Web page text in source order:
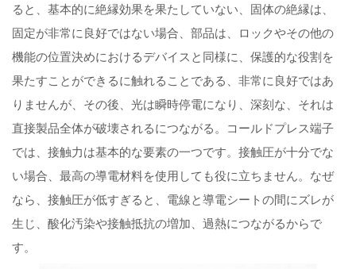
ると、基本的に絶縁効果を果たしていない、固体の絶縁は、
固定が非常に良好ではない場合、部品は、ロックやその他の
機能の位置決めにおけるデバイスと同様に、保護的な役割を
果たすことができるに触れることである、非常に良好ではあ
りませんが、その後、光は瞬時停電になり、深刻な、それは
直接製品全体が破壊されるにつながる。コールドプレス端子
では、接触力は基本的な要素の一つです。接触圧が十分でな
い場合、最高の導電材料を使用しても役に立ちません。なぜ
なら、接触圧が低すぎると、電線と導電シートの間にズレが
生じ、酸化汚染や接触抵抗の増加、過熱につながるからで
す。